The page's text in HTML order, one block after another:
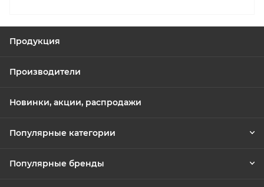
Продукция
Производители
Новинки, акции, распродажи
Популярные категории
Популярные бренды